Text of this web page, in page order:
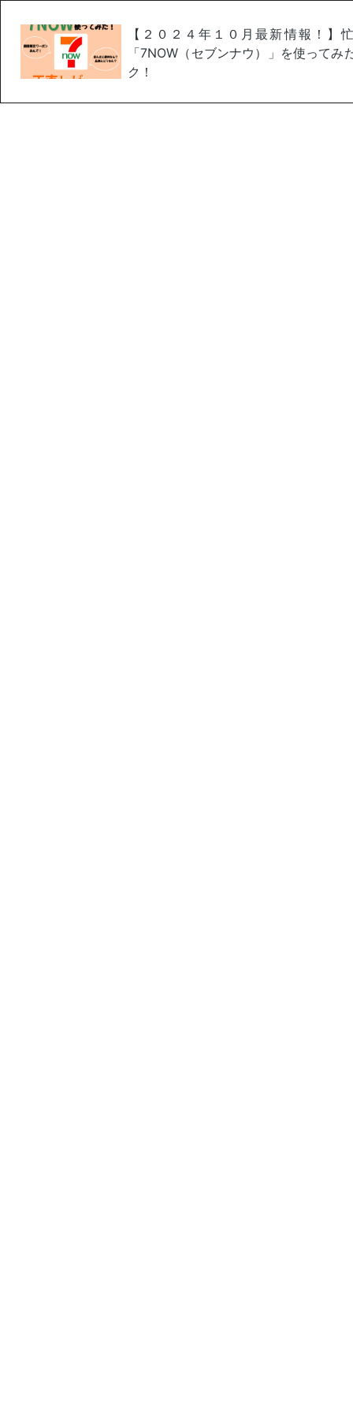
【２０２４年１０月最新情報！
「7NOW（セブンナウ）」を使って
ク！